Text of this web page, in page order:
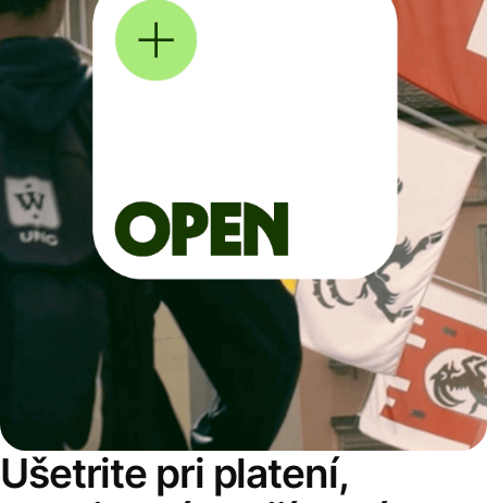
Ušetrite pri platení,